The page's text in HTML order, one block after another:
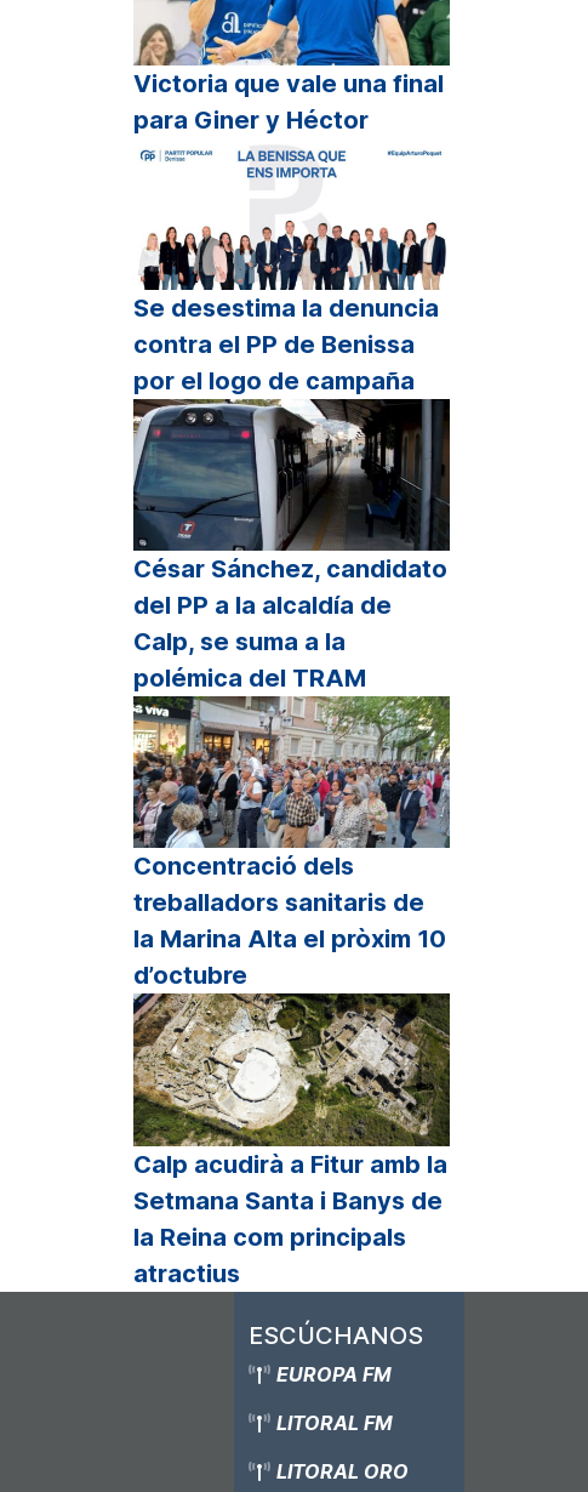
Victoria que vale una final
para Giner y Héctor
Se desestima la denuncia
contra el PP de Benissa
por el logo de campaña
César Sánchez, candidato
del PP a la alcaldía de
Calp, se suma a la
polémica del TRAM
Concentració dels
treballadors sanitaris de
la Marina Alta el pròxim 10
d’octubre
Calp acudirà a Fitur amb la
Setmana Santa i Banys de
la Reina com principals
atractius
ESCÚCHANOS
EUROPA FM
LITORAL FM
LITORAL ORO